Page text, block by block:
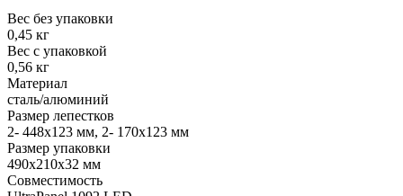
Вес без упаковки
0,45 кг
Вес с упаковкой
0,56 кг
Материал
сталь/алюминий
Размер лепестков
2- 448х123 мм, 2- 170х123 мм
Размер упаковки
490х210х32 мм
Совместимость